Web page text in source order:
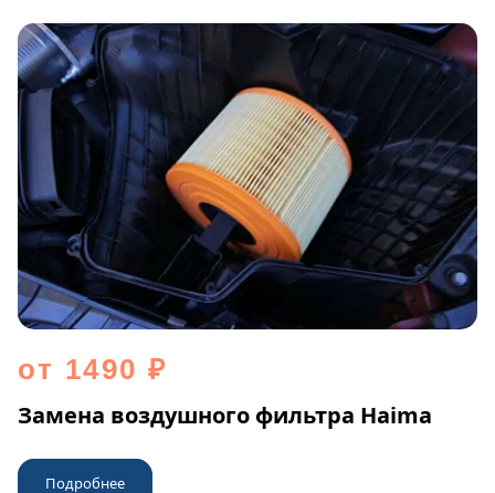
от 1490 ₽
Замена воздушного фильтра Haima
Подробнее